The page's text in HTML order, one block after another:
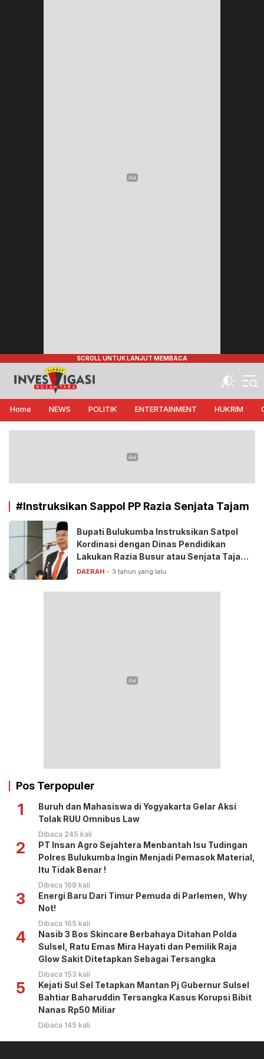
Target Investigasi Nusantara
Edukasi Nusantara
Home NEWS POLITIK ENTERTAINMENT HUKRIM
#Instruksikan Sappol PP Razia Senjata Tajam
Bupati Bulukumba Instruksikan Satpol
Kordinasi dengan Dinas Pendidikan
Lakukan Razia Busur atau Senjata Tajam
di Sekolah
DAERAH 3 tahun yang lalu
Pos Terpopuler
1
Buruh dan Mahasiswa di Yogyakarta Gelar Aksi
Tolak RUU Omnibus Law
Dibaca 245 kali
2
PT Insan Agro Sejahtera Menbantah Isu Tudingan
Polres Bulukumba Ingin Menjadi Pemasok Material,
Itu Tidak Benar !
Dibaca 169 kali
3
Energi Baru Dari Timur Pemuda di Parlemen, Why
Not!
Dibaca 165 kali
4
Nasib 3 Bos Skincare Berbahaya Ditahan Polda
Sulsel, Ratu Emas Mira Hayati dan Pemilik Raja
Glow Sakit Ditetapkan Sebagai Tersangka
Dibaca 153 kali
5
Kejati Sul Sel Tetapkan Mantan Pj Gubernur Sulsel
Bahtiar Baharuddin Tersangka Kasus Korupsi Bibit
Nanas Rp50 Miliar
Dibaca 145 kali